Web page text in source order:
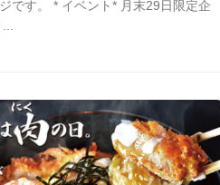
です。 * イベント* 月末29日限定企